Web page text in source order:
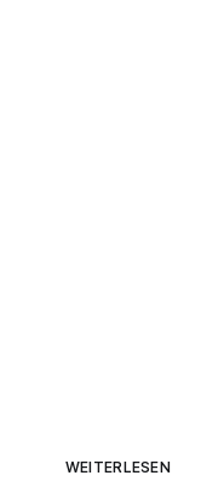
WEITERLESEN